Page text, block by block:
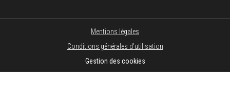
Mentions légales
Conditions générales d'utilisation
Gestion des cookies